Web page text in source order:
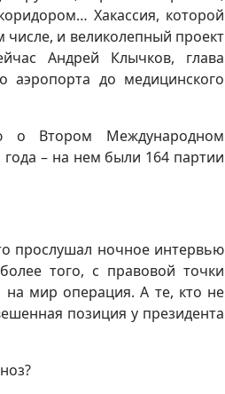
Хакассия, которой
числе, и великолепный проект
Андрей Клычков, глава
аэропорта до медицинского
о Втором Международном
– на нем были 164 партии
прослушал ночное интервью
того, с правовой точки
мир операция. А те, кто не
позиция у президента